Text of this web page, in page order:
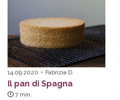
14.09.2020 Fabrizia D.
Il pan di Spagna
7 min.